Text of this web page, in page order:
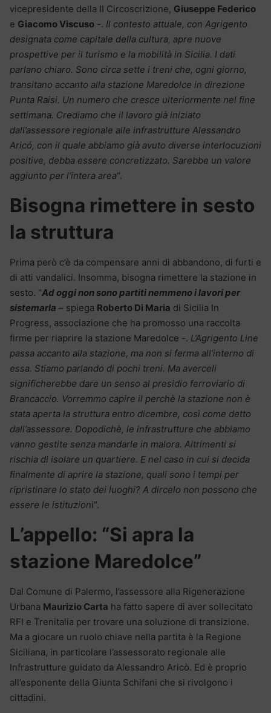
vicepresidente della II Circoscrizione, Giuseppe Federico
e Giacomo Viscuso -. Il contesto attuale, con Agrigento
designata come capitale della cultura, apre nuove
prospettive per il turismo e la mobilità in Sicilia. I dati
parlano chiaro. Sono circa sette i treni che, ogni giorno,
transitano accanto alla stazione Maredolce in direzione
Punta Raisi. Un numero che cresce ulteriormente nel fine
settimana. Crediamo che il lavoro già iniziato
dall’assessore regionale alle infrastrutture Alessandro
Aricó, con il quale abbiamo già avuto diverse interlocuzioni
positive, debba essere concretizzato. Sarebbe un valore
aggiunto per l’intera area“.
Bisogna rimettere in sesto
la struttura
Prima però c’è da compensare anni di abbandono, di furti e
di atti vandalici. Insomma, bisogna rimettere la stazione in
sesto. “Ad oggi non sono partiti nemmeno i lavori per
sistemarla – spiega Roberto Di Maria di Sicilia In
Progress, associazione che ha promosso una raccolta
firme per riaprire la stazione Maredolce -. L’Agrigento Line
passa accanto alla stazione, ma non si ferma all’interno di
essa. Stiamo parlando di pochi treni. Ma averceli
significherebbe dare un senso al presidio ferroviario di
Brancaccio. Vorremmo capire il perchè la stazione non è
stata aperta la struttura entro dicembre, così come detto
dall’assessore. Dopodichè, le infrastrutture che abbiamo
vanno gestite senza mandarle in malora. Altrimenti si
rischia di isolare un quartiere. E nel caso in cui si decida
finalmente di aprire la stazione, quali sono i tempi per
ripristinare lo stato dei luoghi? A dircelo non possono che
essere le istituzioni”.
L’appello: “Si apra la
stazione Maredolce”
Dal Comune di Palermo, l’assessore alla Rigenerazione
Urbana Maurizio Carta ha fatto sapere di aver sollecitato
RFI e Trenitalia per trovare una soluzione di transizione.
Ma a giocare un ruolo chiave nella partita è la Regione
Siciliana, in particolare l’assessorato regionale alle
Infrastrutture guidato da Alessandro Aricò. Ed è proprio
all’esponente della Giunta Schifani che si rivolgono i
cittadini.